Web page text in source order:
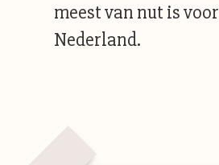
meest van nut is voor
Nederland.